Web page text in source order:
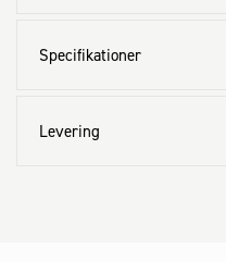
Specifikationer
Levering